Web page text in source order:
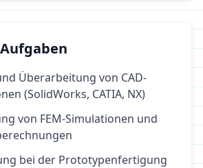
Überarbeitung von CAD-
(SolidWorks, CATIA, NX)
von FEM-Simulationen und
bei der Prototypenfertigung